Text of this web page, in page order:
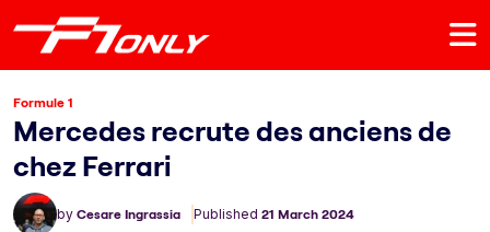
Formule 1
Mercedes recrute des anciens de
chez Ferrari
by Cesare Ingrassia Published 21 March 2024